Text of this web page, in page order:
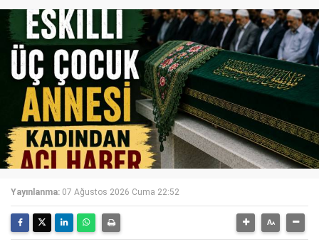
Yayınlanma: 07 Ağustos 2026 Cuma 22:52